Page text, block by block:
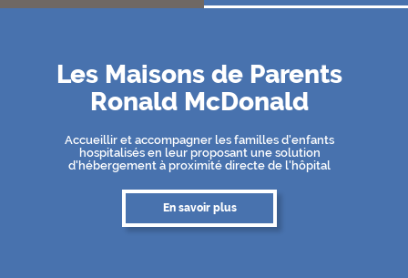
Les Maisons de Parents
Ronald McDonald
Accueillir et accompagner les familles d'enfants
hospitalisés en leur proposant une solution
d'hébergement à proximité directe de l'hôpital
En savoir plus